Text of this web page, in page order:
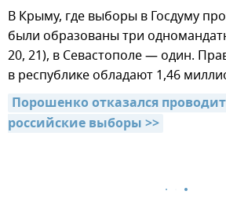
В Крыму, где выборы в Госдуму
были образованы три
20, 21), в Севастополе — один.
в республике обладают 1,46
Порошенко отказался
российские выборы >>